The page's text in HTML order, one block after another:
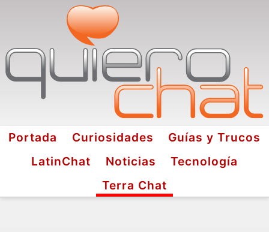
Portada Curiosidades
Guías y Trucos
LatinChat
Noticias
Tecnología
Terra Chat